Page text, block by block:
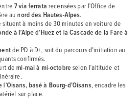
7 via ferrata recensées par l’Office de
aunord des Hautes-Alpes.
situent à moins de 30 minutes en voiture de
à l’Alpe d’Huez et la Cascade de la Fare à
de PD à D+, soit du parcours d’initiation au
confirmés.
demi-mai à mi-octobreselon l’altitude et
basé à Bourg-d’Oisans, encadre les
sur place.